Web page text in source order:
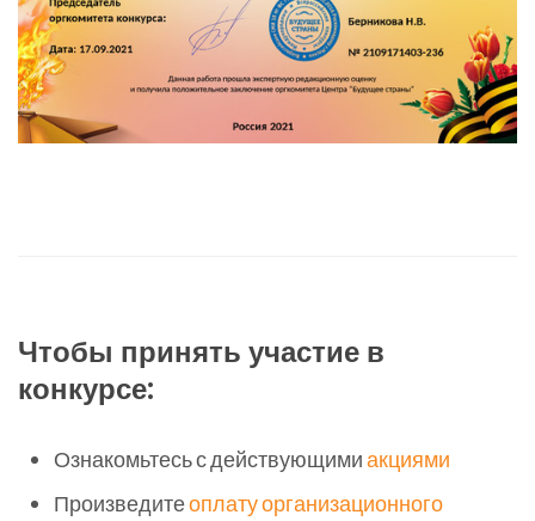
Чтобы принять участие в
конкурсе:
Ознакомьтесь с действующимиакциями
Произведитеоплату организационного